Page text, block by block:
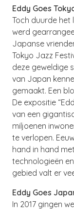
Eddy Goes
Toch duurde
werd
Japanse
Tokyo Jazz
deze geweldige
van Japan
gemaakt. Een
De expositie
van een
miljoenen
te verlopen.
hand in hand
technologieën
gebied valt er
Eddy Goes
In 2017 gingen